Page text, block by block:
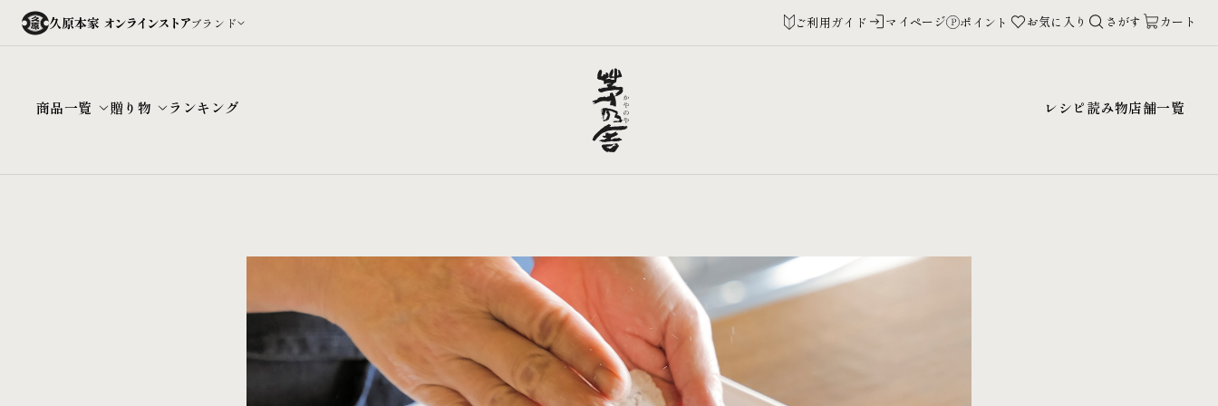
久原本家 オンラインストアブランド ご利用ガイド マイページ ポイント お気に入り さがす カート
商品一覧 贈り物 ランキング レシピ読み物店舗一覧
ランキング